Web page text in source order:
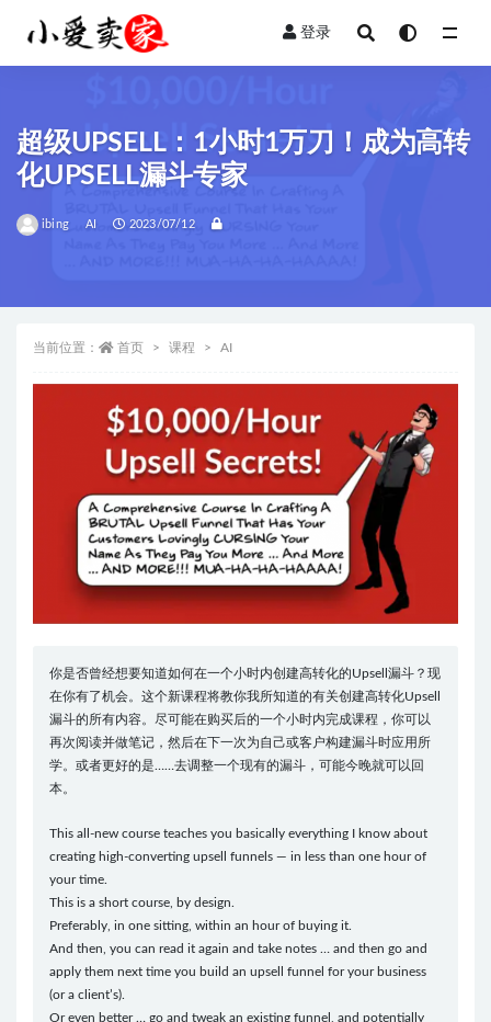
登录
超级UPSELL：1小时1万刀！成为高转
化UPSELL漏斗专家
ibing AI 2023/07/12
当前位置： 首页 课程 AI
你是否曾经想要知道如何在一个小时内创建高转化的Upsell漏斗？现
在你有了机会。这个新课程将教你我所知道的有关创建高转化Upsell
漏斗的所有内容。尽可能在购买后的一个小时内完成课程，你可以
再次阅读并做笔记，然后在下一次为自己或客户构建漏斗时应用所
学。或者更好的是……去调整一个现有的漏斗，可能今晚就可以回
本。
This all-new course teaches you basically everything I know about
creating high-converting upsell funnels — in less than one hour of
your time.
This is a short course, by design.
Preferably, in one sitting, within an hour of buying it.
And then, you can read it again and take notes … and then go and
apply them next time you build an upsell funnel for your business
(or a client’s).
Or even better … go and tweak an existing funnel, and potentially